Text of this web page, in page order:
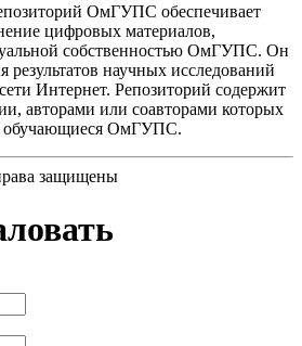
ОмГУПС обеспечивает
цифровых материалов,
собственностью ОмГУПС. Он
результатов научных исследований
Интернет. Репозиторий содержит
авторами или соавторами которых
обучающиеся ОмГУПС.
защищены